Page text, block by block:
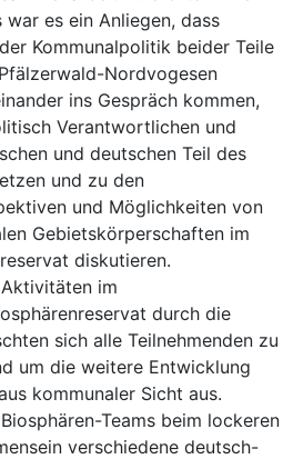
war es ein Anliegen, dass
Kommunalpolitik beider Teile
Nordvogesen
ins Gespräch kommen,
Verantwortlichen und
und deutschen Teil des
und zu den
und Möglichkeiten von
Gebietskörperschaften im
diskutieren.
im
durch die
sich alle Teilnehmenden zu
um die weitere Entwicklung
kommunaler Sicht aus.
Teams beim lockeren
verschiedene deutsch-